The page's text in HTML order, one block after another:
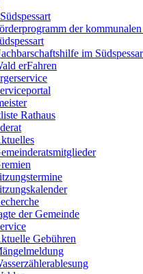
der
im
erFahren
Rathaus
der Gemeinde
Gebühren